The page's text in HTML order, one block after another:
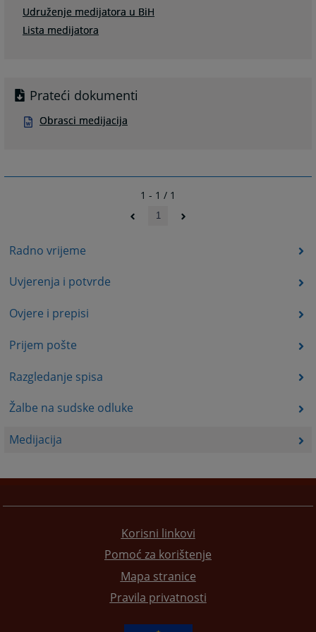
Radno vrijeme
Uvjerenja i potvrde
Ovjere i prepisi
Prijem pošte
Razgledanje spisa
Žalbe na sudske odluke
Medijacija
Udruženje medijatora u BiH
Lista medijatora
Prateći dokumenti
Obrasci medijacija
1 - 1 / 1
1
Korisni linkovi
Pomoć za korištenje
Mapa stranice
Pravila privatnosti